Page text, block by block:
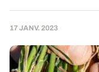
17 JANV. 2023